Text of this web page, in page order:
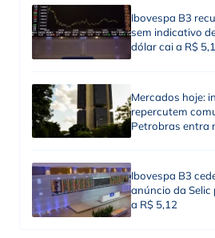
Ibovespa B3
sem indicativo
dólar cai a R$
Mercados hoje:
repercutem
Petrobras entra
Ibovespa B3
anúncio da Selic
a R$ 5,12